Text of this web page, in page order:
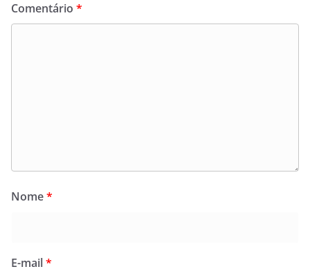
Comentário *
Nome*
E-mail*